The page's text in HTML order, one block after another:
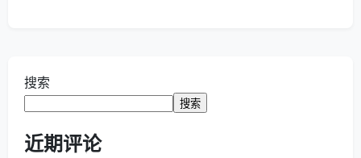
搜索
搜索
近期评论